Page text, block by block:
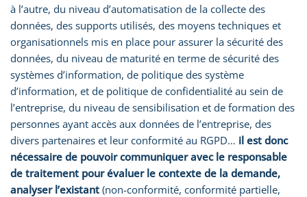
à l’autre, du niveau d’automatisation de la collecte des
données, des supports utilisés, des moyens techniques et
organisationnels mis en place pour assurer la sécurité des
données, du niveau de maturité en terme de sécurité des
systèmes d’information, de politique des système
d’information, et de politique de confidentialité au sein de
l’entreprise, du niveau de sensibilisation et de formation des
personnes ayant accès aux données de l’entreprise, des
divers partenaires et leur conformité au RGPD… il est donc
nécessaire de pouvoir communiquer avec le responsable
de traitement pour évaluer le contexte de la demande,
analyser l’existant (non-conformité, conformité partielle,